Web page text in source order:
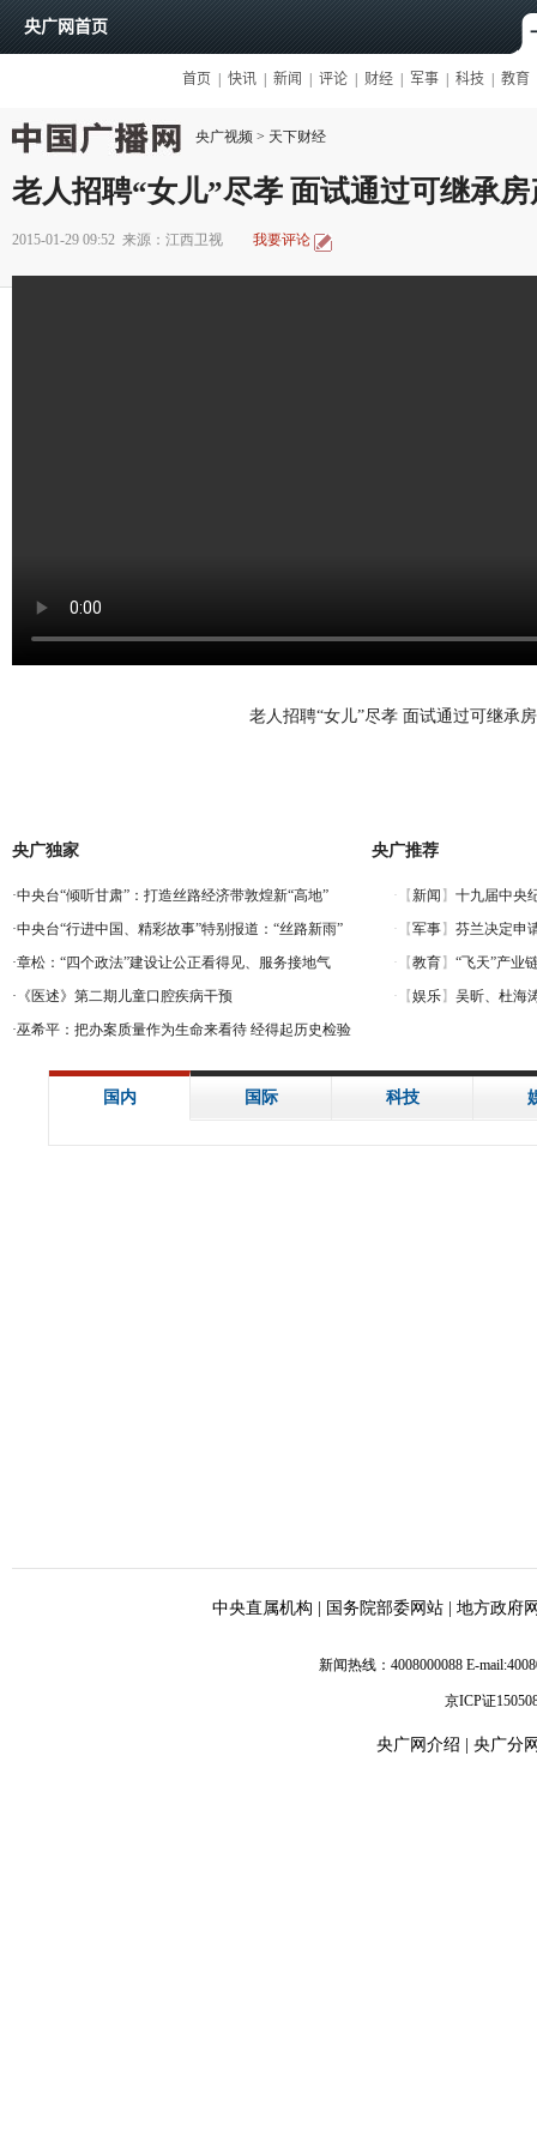
央广视频 > 天下财经
老人招聘“女儿”尽孝 面试通过可继承房
2015-01-29 09:52 来源：江西卫视 我要评论
老人招聘“女儿”尽孝 面试通过可继承
央广独家
·中央台“倾听甘肃”：打造丝路经济带敦煌新“高地”
·中央台“行进中国、精彩故事”特别报道：“丝路新雨”
·章松：“四个政法”建设让公正看得见、服务接地气
· 《医述》第二期儿童口腔疾病干预
·巫希平：把办案质量作为生命来看待 经得起历史检验
央广推荐